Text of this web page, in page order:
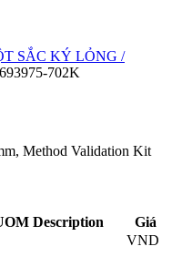
SẮC KÝ LỎNG /
702K
Method Validation Kit
Description
Giá
VND